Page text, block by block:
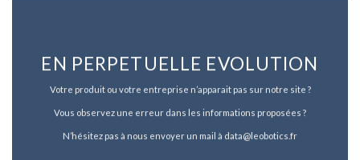
EN PERPETUELLE EVOLUTION
Votre produit ou votre entreprise n’apparait pas sur notre site ?
Vous observez une erreur dans les informations proposées ?
N’hésitez pas à nous envoyer un mail à data@leobotics.fr